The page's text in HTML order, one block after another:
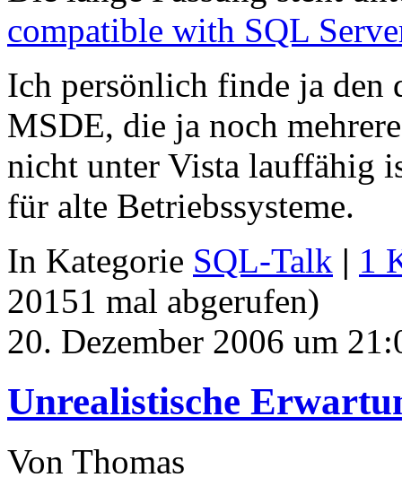
compatible with SQL
Ich persönlich finde ja den
MSDE, die ja noch
nicht unter Vista lauffähig
für alte Betriebssysteme.
In Kategorie SQL-Talk | 1
20151 mal abgerufen)
20. Dezember 2006 um
Unrealistische
Von Thomas